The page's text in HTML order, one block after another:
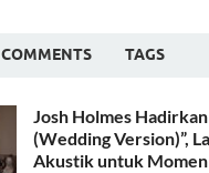
COMMENTS TAGS
Josh Holmes Hadirkan
(Wedding Version)”,
Akustik untuk